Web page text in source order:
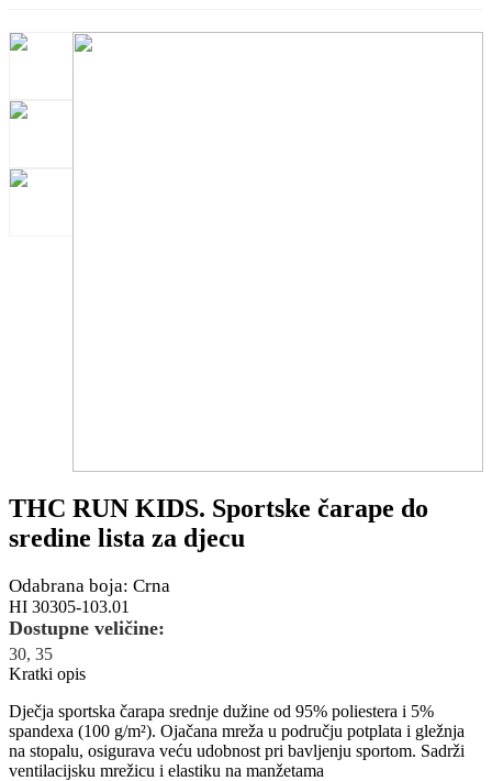
THC RUN KIDS. Sportske čarape do
sredine lista za djecu
Odabrana boja: Crna
HI 30305-103.01
Dostupne veličine:
30, 35
Kratki opis
Dječja sportska čarapa srednje dužine od 95% poliestera i 5%
spandexa (100 g/m²). Ojačana mreža u području potplata i gležnja
na stopalu, osigurava veću udobnost pri bavljenju sportom. Sadrži
ventilacijsku mrežicu i elastiku na manžetama